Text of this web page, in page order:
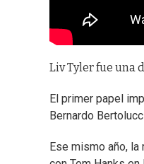
Liv Tyler fue una
El primer papel
Bernardo
Ese mismo año,